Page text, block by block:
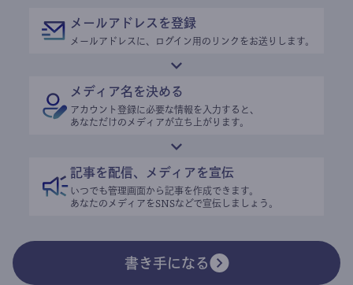
メールアドレスを登録
メールアドレスに、ログイン用のリンクをお送りします。
メディア名を決める
アカウント登録に必要な情報を入力すると、
あなただけのメディアが立ち上がります。
記事を配信、メディアを宣伝
いつでも管理画面から記事を作成できます。
あなたのメディアをSNSなどで宣伝しましょう。
書き手になる